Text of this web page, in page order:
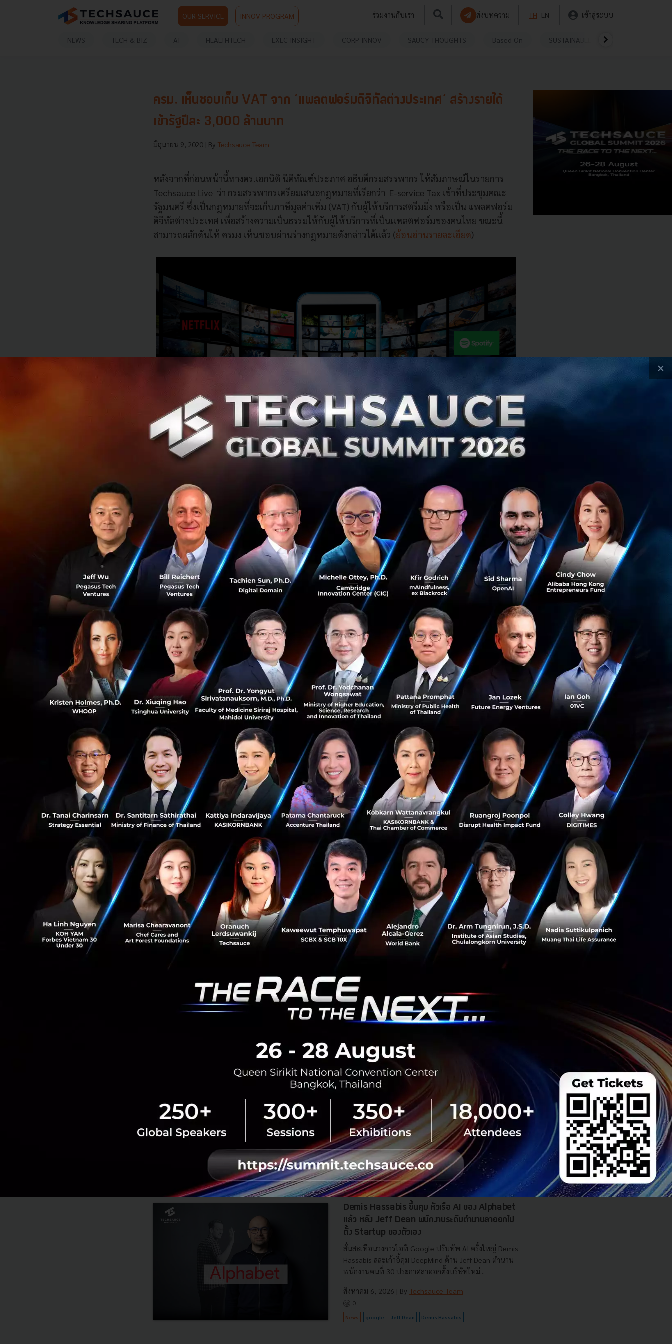
OUR SERVICE INNOV PROGRAM ร่วมงานกับเรา ส่งบทความ TH EN เข้าสู่ระบบ
NEWS TECH & BIZ AI HEALTHTECH EXEC INSIGHT CORP INNOV SAUCY THOUGHTS Based On SUSTAINABLE
0
41
ครม. เห็นชอบเก็บ VAT จาก ‘แพลตฟอร์มดิจิทัลต่างประเทศ’ สร้างรายได้
เข้ารัฐปีละ 3,000 ล้านบาท
มิถุนายน 9, 2020 | By Techsauce Team
หลังจากที่ก่อนหน้านี้ทางดร.เอกนิติ นิติทัณฑ์ประภาศ อธิบดีกรมสรรพากร ให้สัมภาษณ์ในรายการ
Techsauce Live ว่า กรมสรรพากรเตรียมเสนอกฎหมายที่เรียกว่า E-service Tax เข้าที่ประชุมคณะ
รัฐมนตรี ซึ่งเป็นกฎหมายที่จะเก็บภาษีมูลค่าเพิ่ม (VAT) กับผู้ให้บริการสตรีมมิ่ง หรือเป็น แพลตฟอร์ม
ดิจิทัลต่างประเทศ เพื่อสร้างความเป็นธรรมให้กับผู้ให้บริการที่เป็นแพลตฟอร์มของคนไทย ขณะนี้
สามารถผลักดันให้ ครมง เห็นชอบผ่านร่างกฎหมายดังกล่าวได้แล้ว (ย้อนอ่านรายละเอียด)
โดยล่าสุดเมื่อวันที่ 9 มิถุนายน 2563 คุณรัชดา ธนาดิเรก รองโฆษกประจำสำนักนายกรัฐมนตรี เปิดเผย
ว่า ที่ประชุมคณะรัฐมนตรี (ครม.) เห็นชอบร่างพระราชบัญญัติแก้ไขประมวลรัษฎากรฯ จัดเก็บภาษี
‘e-service’หรือ เก็บภาษีมูลค่าเพิ่มจาก แพลตฟอร์มดิจิทัลจากต่างประเทศ ที่ไม่มีบริษัทลูกใน
ประเทศไทย ตามที่กระทรวงการคลังเสนอเข้ามา ซึ่งเป็นการเก็บภาษีมูลค่าเพิ่มจาก ดิจิทัลแพลตฟอร์ม
จากต่างประเทศที่ให้บริการในประเทศไทย
ทั้งนี้ในการออกกฎหมาย e-service
ในครั้งนี้จะไม่เป็นภาระกับผู้ใช้บริการอย่างแน่นอน เพราะกรให้
บริการแพลตฟอร์มจากต่างประเทศที่ไม่ได้เสียภาษีมูลค่าเพิ่ม มีทั้งเว็บไซต์ แอปพลิเคชั่น ดาวน์โหลด
หนัง เพลง เกมส์ การจองโรงแรม โดยกระทรวงการคลังคาดว่า จะสร้างรายได้ให้รัฐได้เพิ่มขึ้นประมาณ
3,000 ล้านบาทต่อปี
อ้างอิงข้อมูลจากฐานเศรษฐกิจ
News vat e-service
No comment
RELATED ARTICLE
3 เรื่องที่ประเทศไทยต้อง Focus สร้างคน–
นวัตกรรม–ปฏิรูประบบราชการ เพื่อยกระดับขีดความ
สามารถประเทศ
นายอนุทิน ชาญวีรกูล นายกรัฐมนตรีและรัฐมนตรีว่าการ
กระทรวงมหาดไทย กล่าวปาฐกถาพิเศษในหัวข้อ “ฝ่าวิกฤติ
รับมือระเบียบโลกใหม่” ในงาน The INTANIA Forum...
สิงหาคม 6, 2026 | ByTechsauce Team
0
BOI รื้อเกณฑ์ Data Center ชู 4 มิติดันไทยสู่ฮับ AI
ยั่งยืน คุมเข้มใช้พลังงาน ทรัพยากรน้ำ พร้อมตอบโจทย์
ชาติ และการจ้างงานไทย
บีโอไอขานรับระเบียบใหม่คุมดาต้าเซ็นเตอร์ตามมติ ครม.
เดินหน้ายกเครื่องเกณฑ์คัดกรองโครงการด้วย 4 มิติ พร้อม
เปิดข้อมูล 42 โครงการ ลงทุนรวม 7.5 แสนล้านบาท
ครอบคลุมประโยชน์ต่อประเทศ พลั...
สิงหาคม 6, 2026| ByTechsauce Team
0
News AI BOI Cloud Data Center
Demis Hassabis ขึ้นคุม หัวเรือ AI ของ Alphabet
แล้ว หลัง Jeff Dean พนักงานระดับตำนานลาออกไป
ตั้ง Startup ของตัวเอง
สั่นสะเทือนวงการไอที Google ปรับทัพ AI ครั้งใหญ่ Demis
Hassabis สละเก้าอี้คุม DeepMind ด้าน Jeff Dean ตำนาน
พนักงานคนที่ 30 ประกาศลาออกตั้งบริษัทใหม่...
สิงหาคม 6, 2026 | By Techsauce Team
0
News google Jeff Dean Demis Hassabis
×